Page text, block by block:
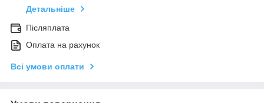
Детальніше
Післяплата
Оплата на рахунок
Всі умови оплати